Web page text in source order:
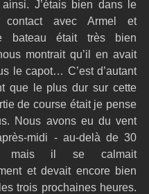
ainsi. J’étais bien dans le
contact avec Armel et
bateau était très bien
montrait qu’il en avait
le capot… C’est d’autant
que le plus dur sur cette
de course était je pense
Nous avons eu du vent
midi - au-delà de 30
mais il se calmait
et devait encore bien
trois prochaines heures.